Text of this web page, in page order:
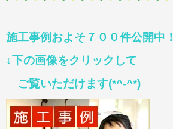
施工事例およそ７００件公開中！
↓下の画像をクリックして
ご覧いただけます(*^-^*)